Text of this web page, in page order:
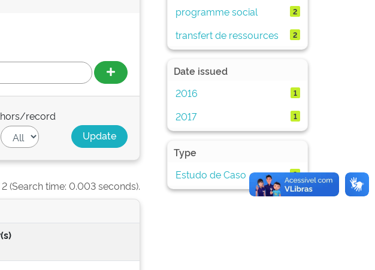
record
(Search time: 0.003 seconds).
programme social 2
transfert de ressources 2
Date issued
2016
1
2017 1
Type
Estudo de Caso
2